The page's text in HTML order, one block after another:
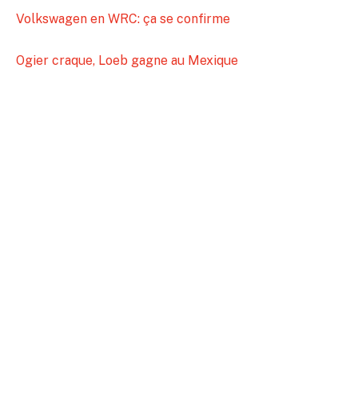
Volkswagen en WRC: ça se confirme
Ogier craque, Loeb gagne au Mexique